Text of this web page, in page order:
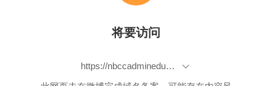
将要访问
https://nbccadminedupl-my.sharepoint.com/:f:/g/personal/vposy_x2_tn/EhtX6Fx26_9Dhhvr3MUkCpIBSKmVpoxTGAttFuIlICBamw